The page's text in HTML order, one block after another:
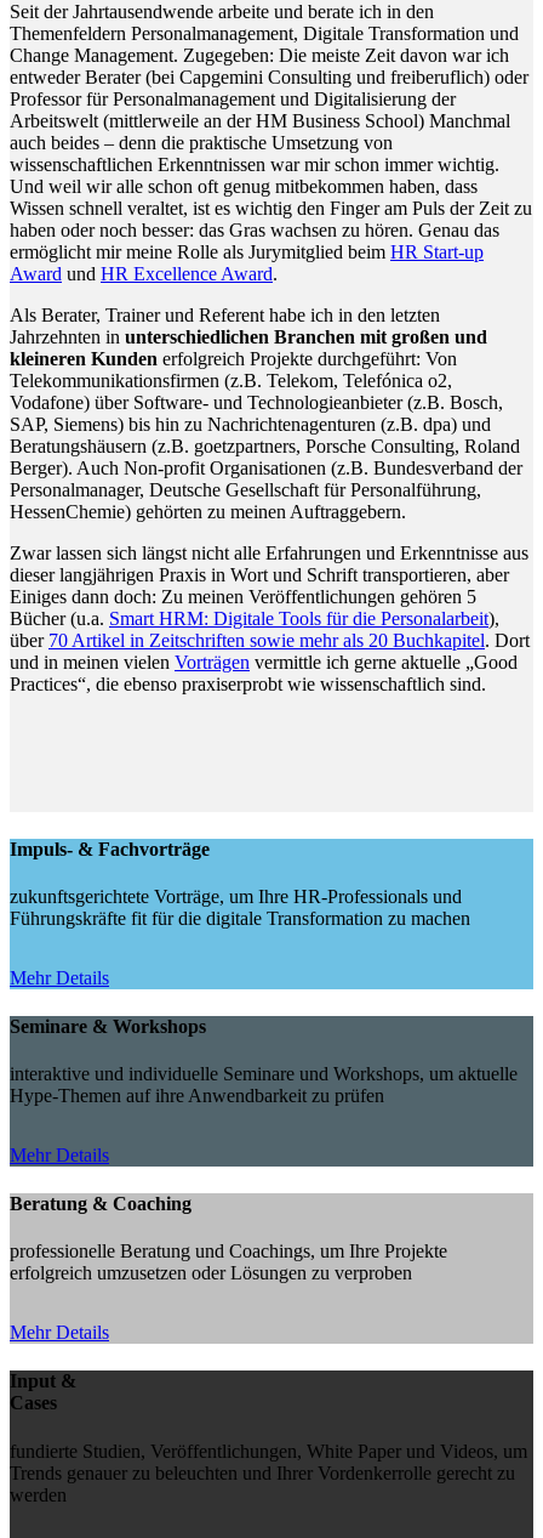
Seit der Jahrtausendwende arbeite und berate ich in den
Themenfeldern Personalmanagement, Digitale Transformation und
Change Management. Zugegeben: Die meiste Zeit davon war ich
entweder Berater (bei Capgemini Consulting und freiberuflich) oder
Professor für Personalmanagement und Digitalisierung der
Arbeitswelt (mittlerweile an der HM Business School) Manchmal
auch beides – denn die praktische Umsetzung von
wissenschaftlichen Erkenntnissen war mir schon immer wichtig.
Und weil wir alle schon oft genug mitbekommen haben, dass
Wissen schnell veraltet, ist es wichtig den Finger am Puls der Zeit zu
haben oder noch besser: das Gras wachsen zu hören. Genau das
ermöglicht mir meine Rolle als Jurymitglied beim HR Start-up
Award und HR Excellence Award.
Als Berater, Trainer und Referent habe ich in den letzten
Jahrzehnten in unterschiedlichen Branchen mit großen und
kleineren Kunden erfolgreich Projekte durchgeführt: Von
Telekommunikationsfirmen (z.B. Telekom, Telefónica o2,
Vodafone) über Software- und Technologieanbieter (z.B. Bosch,
SAP, Siemens) bis hin zu Nachrichtenagenturen (z.B. dpa) und
Beratungshäusern (z.B. goetzpartners, Porsche Consulting, Roland
Berger). Auch Non-profit Organisationen (z.B. Bundesverband der
Personalmanager, Deutsche Gesellschaft für Personalführung,
HessenChemie) gehörten zu meinen Auftraggebern.
Zwar lassen sich längst nicht alle Erfahrungen und Erkenntnisse aus
dieser langjährigen Praxis in Wort und Schrift transportieren, aber
Einiges dann doch: Zu meinen Veröffentlichungen gehören 5
Bücher (u.a. Smart HRM: Digitale Tools für die Personalarbeit),
über 70 Artikel in Zeitschriften sowie mehr als 20 Buchkapitel. Dort
und in meinen vielen Vorträgen vermittle ich gerne aktuelle „Good
Practices“, die ebenso praxiserprobt wie wissenschaftlich sind.
Impuls- & Fachvorträge
zukunftsgerichtete Vorträge, um Ihre HR-Professionals und
Führungskräfte fit für die digitale Transformation zu machen
Mehr Details
Seminare & Workshops
interaktive und individuelle Seminare und Workshops, um aktuelle
Hype-Themen auf ihre Anwendbarkeit zu prüfen
Mehr Details
Beratung & Coaching
professionelle Beratung und Coachings, um Ihre Projekte
erfolgreich umzusetzen oder Lösungen zu verproben
Mehr Details
Input &
Cases
fundierte Studien, Veröffentlichungen, White Paper und Videos, um
Trends genauer zu beleuchten und Ihrer Vordenkerrolle gerecht zu
werden